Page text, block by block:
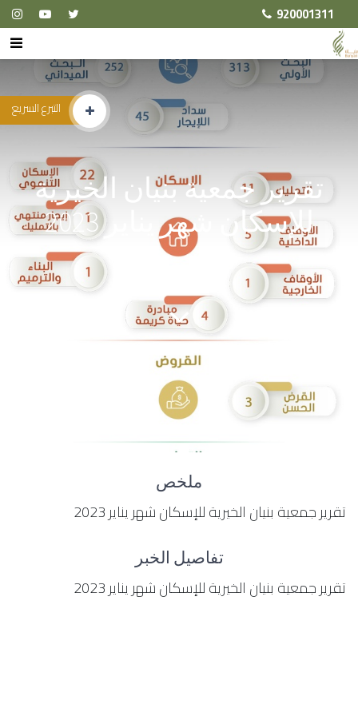
920001311
التبرع السريع
تقرير جمعية بنيان الخيرية
للإسكان شهر يناير 2023
ملخص
تقرير جمعية بنيان الخيرية للإسكان شهر يناير 2023
تفاصيل الخبر
تقرير جمعية بنيان الخيرية للإسكان شهر يناير 2023